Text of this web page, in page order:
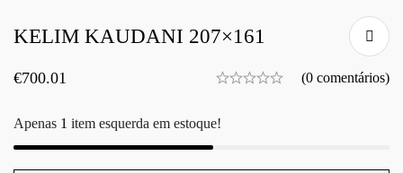
KELIM KAUDANI 207×161
€700.01 (0 comentários)
Apenas 1 item esquerda em estoque!